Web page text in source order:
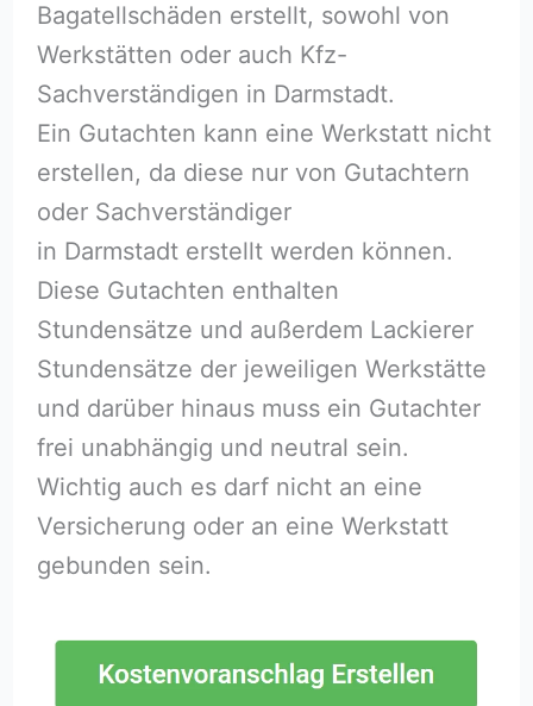
Bagatellschäden erstellt, sowohl von
Werkstätten oder auch Kfz-
Sachverständigen in Darmstadt.
Ein Gutachten kann eine Werkstatt nicht
erstellen, da diese nur von Gutachtern
oder Sachverständiger
in Darmstadt erstellt werden können.
Diese Gutachten enthalten
Stundensätze und außerdem Lackierer
Stundensätze der jeweiligen Werkstätte
und darüber hinaus muss ein Gutachter
frei unabhängig und neutral sein.
Wichtig auch es darf nicht an eine
Versicherung oder an eine Werkstatt
gebunden sein.